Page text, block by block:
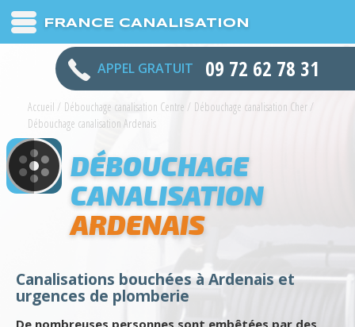
FRANCE CANALISATION
APPEL GRATUIT 09 72 62 78 31
Accueil / Débouchage canalisation Centre / Débouchage canalisation Cher/
Débouchage canalisation Ardenais
DÉBOUCHAGE
CANALISATION
ARDENAIS
Canalisations bouchées à Ardenais et
urgences de plomberie
De nombreuses personnes sont embêtées par des